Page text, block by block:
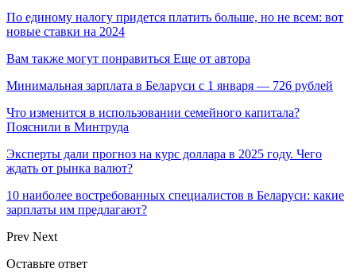
По единому налогу придется платить больше, но не всем: вот
новые ставки на 2024
Вам также могут понравиться Еще от автора
Минимальная зарплата в Беларуси с 1 января — 726 рублей
Что изменится в использовании семейного капитала?
Пояснили в Минтруда
Эксперты дали прогноз на курс доллара в 2025 году. Чего
ждать от рынка валют?
10 наиболее востребованных специалистов в Беларуси: какие
зарплаты им предлагают?
Prev Next
Оставьте ответ